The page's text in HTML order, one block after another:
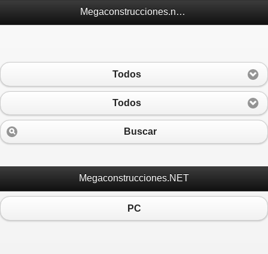
Megaconstrucciones.net Móvil
Todos
Todos
Buscar
Megaconstrucciones.NET
PC